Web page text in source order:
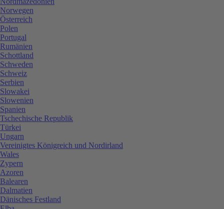
Norwegen
Österreich
Polen
Portugal
Rumänien
Schottland
Schweden
Schweiz
Serbien
Slowakei
Slowenien
Spanien
Tschechische Republik
Türkei
Ungarn
Vereinigtes Königreich und Nordirland
Wales
Zypern
Azoren
Balearen
Dalmatien
Dänisches Festland